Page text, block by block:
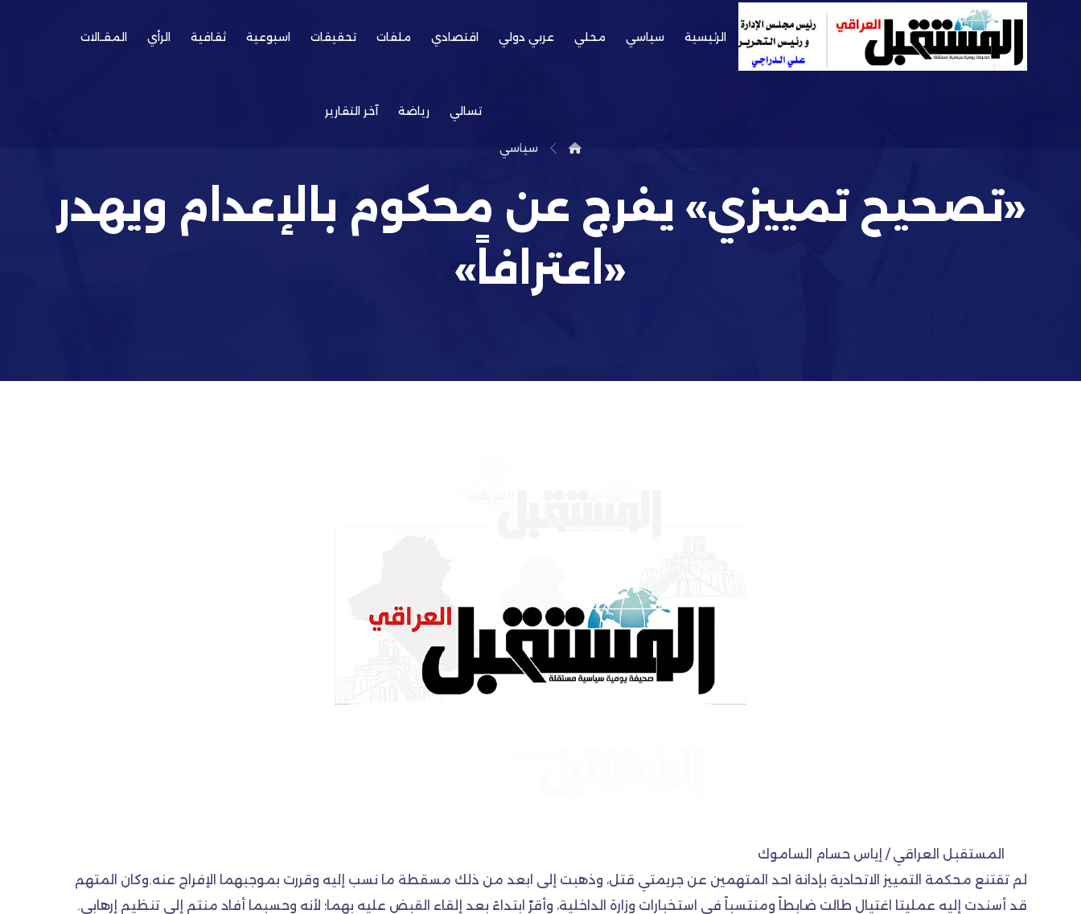
الرئيسية سياسي محلي عربي دولي اقتصادي ملفات تحقيقات اسبوعية ثقافية الرأي المقـالات
تسالي رياضة آخر التقارير
سياسي
«تصحيح تمييزي» يفرج عن محكوم بالإعدام ويهدر
«اعترافاً»
المستقبل العراقي / إياس حسام الساموك
لم تقتنع محكمة التمييز الاتحادية بإدانة احد المتهمين عن جريمتي قتل، وذهبت إلى ابعد من ذلك مسقطة ما نسب إليه وقررت بموجبهما الإفراج عنه.وكان المتهم
قد أسندت إليه عمليتا اغتيال طالت ضابطاً ومنتسباً في استخبارات وزارة الداخلية، وأقرّ ابتداءً بعد إلقاء القبض عليه بهما؛ لأنه وحسبما أفاد منتم إلى تنظيم إرهابي.